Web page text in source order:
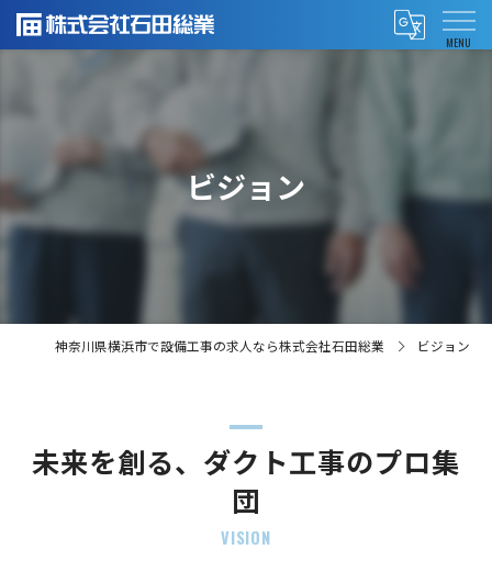
ビジョン
神奈川県横浜市で設備工事の求人なら株式会社石田総業 ビジョン
未来を創る、ダクト工事のプロ集
団
VISION